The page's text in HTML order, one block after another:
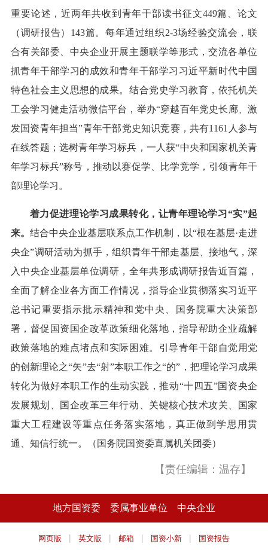
重要论述，近两年共收到青年干部读书征文449篇、论文
（调研报告）143篇。每年通过组织2-3场经验交流会，联
合有关部委、中央企业开展主题联学等形式，交流各单位
抓青年干部学习的成效和青年干部学习习近平新时代中国
特色社会主义思想的成果。结合党史学习教育，依托机关
工会学习健走活动微信平台，举办“穿越百年党史长廊、激
发国资青年担当”青年干部党史知识竞赛，共有1161人参与
在线答题；选树青年学习标兵，一人获“中央和国家机关青
年学习标兵”称号，推动以赛促学、比学竞学，引领青年干
部理论学习。
着力促进理论学习成果转化，让青年理论学习“实”起
来。 结合中央企业基层联系点工作机制，以“根在基层·走进
央企”调研活动为抓手，组织青年干部走基层、接地气，深
入中央企业基层单位调研，全年共形成调研报告近百篇，
全面了解企业各方面工作情况，指导企业贯彻落实习近平
总书记重要指示批示精神和党中央、国务院重大决策部
署，督促国资国企改革政策细化落地，指导帮助企业疏解
政策落地的难点堵点和实际困难。引导青年干部自觉用党
的创新理论之“矢”去“射”本职工作之“的”，把理论学习成果
转化为做好本职工作的生动实践，推动“十四五”国资央企
发展规划、国企改革三年行动、关键核心技术攻关、国家
重大工程建设等重点任务落实落地，真正做到学思用贯
通、知信行统一。（国务院国资委直属机关团委）
【责任编辑：温存】
地方国资委 委属事业单位 中央企业
网页版 | 英文版 | 邮箱 | 国资小新 | 国资报告